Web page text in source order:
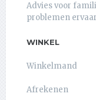
Advies voor
problemen
WINKEL
Winkelmand
Afrekenen